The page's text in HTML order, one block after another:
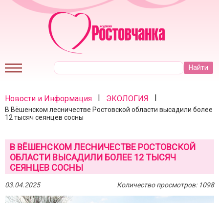
Новости и Информация | ЭКОЛОГИЯ |
В Вёшенском лесничестве Ростовской области высадили более
12 тысяч сеянцев сосны
В ВЁШЕНСКОМ ЛЕСНИЧЕСТВЕ РОСТОВСКОЙ
ОБЛАСТИ ВЫСАДИЛИ БОЛЕЕ 12 ТЫСЯЧ
СЕЯНЦЕВ СОСНЫ
03.04.2025 Количество просмотров: 1098